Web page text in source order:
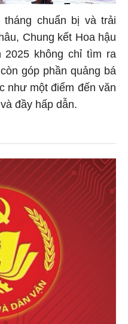
chuẩn bị và trải
Chung kết Hoa hậu
2025 không chỉ tìm ra
góp phần quảng bá
như một điểm đến văn
đầy hấp dẫn.